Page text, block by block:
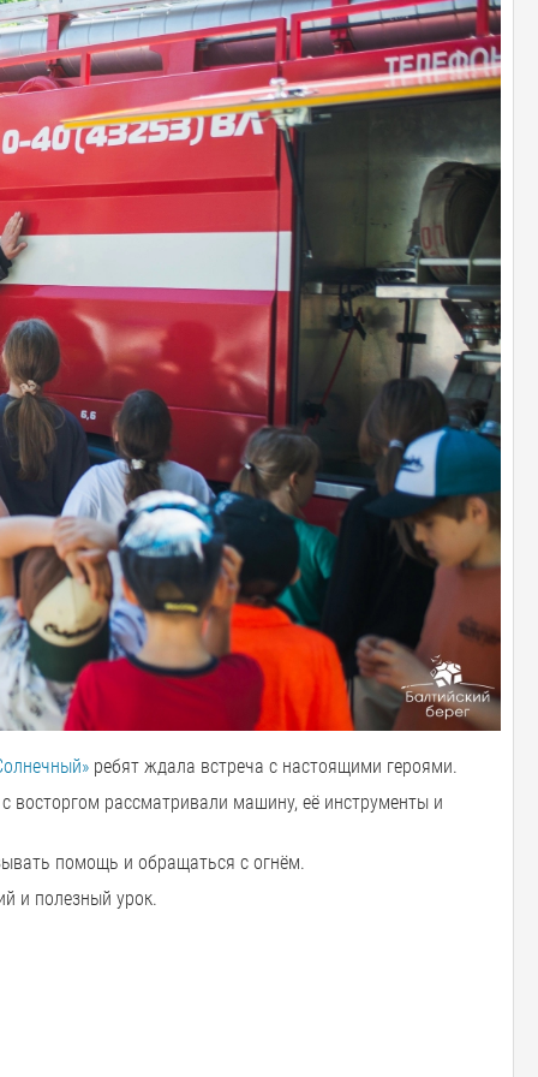
ребят ждала встреча с настоящими героями.
рассматривали машину, её инструменты и
помощь и обращаться с огнём.
и полезный урок.